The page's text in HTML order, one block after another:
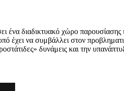
ένα διαδικτυακό χώρο
έχει να συμβάλλει στον
δυνάμεις και την